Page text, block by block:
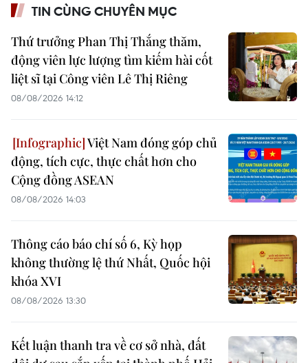
TIN CÙNG CHUYÊN MỤC
Thứ trưởng Phan Thị Thắng thăm,
động viên lực lượng tìm kiếm hài cốt
liệt sĩ tại Công viên Lê Thị Riêng
08/08/2026 14:12
Việt Nam đóng góp chủ
động, tích cực, thực chất hơn cho
Cộng đồng ASEAN
08/08/2026 14:03
Thông cáo báo chí số 6, Kỳ họp
không thường lệ thứ Nhất, Quốc hội
khóa XVI
08/08/2026 13:30
Kết luận thanh tra về cơ sở nhà, đất